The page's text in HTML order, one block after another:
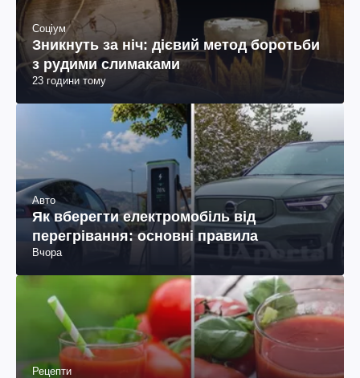
Соціум
Зникнуть за ніч: дієвий метод боротьби
з рудими слимаками
23 години тому
Авто
Як вберегти електромобіль від
перегрівання: основні правила
Вчора
Рецепти